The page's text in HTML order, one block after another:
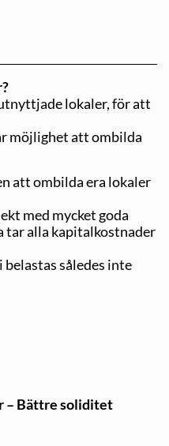
lokaler, för att
möjlighet att ombilda
att ombilda era lokaler
med mycket goda
tar alla kapitalkostnader
således inte
– Bättre soliditet